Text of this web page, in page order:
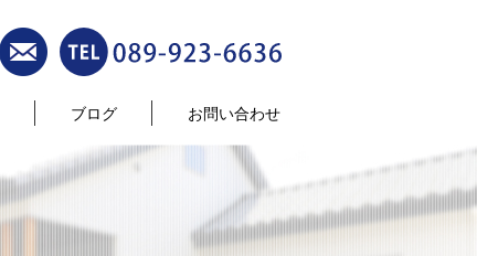
ブログ お問い合わせ